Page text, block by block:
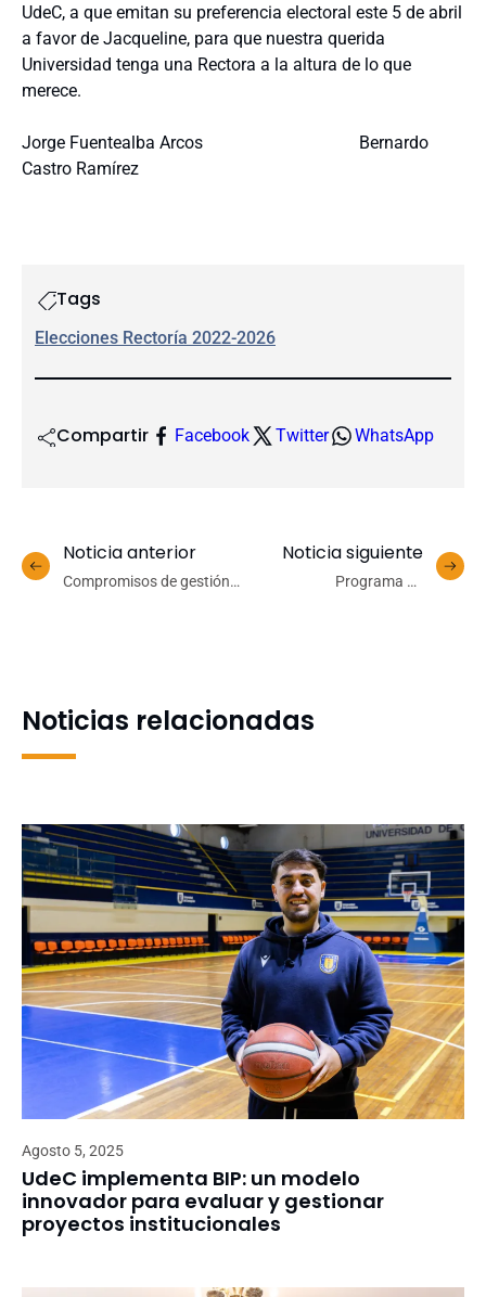
UdeC, a que emitan su preferencia electoral este 5 de abril
a favor de Jacqueline, para que nuestra querida
Universidad tenga una Rectora a la altura de lo que
merece.
Jorge Fuentealba Arcos Bernardo
Castro Ramírez
Tags
Elecciones Rectoría 2022-2026
Compartir Facebook Twitter WhatsApp
Noticia anterior
Compromisos de gestión
Noticia siguiente
Programa de
Noticias relacionadas
Agosto 5, 2025
UdeC implementa BIP: un modelo
innovador para evaluar y gestionar
proyectos institucionales